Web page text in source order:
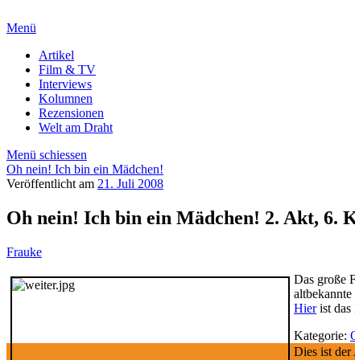
Menü
Artikel
Film & TV
Interviews
Kolumnen
Rezensionen
Welt am Draht
Menü schiessen
Oh nein! Ich bin ein Mädchen!
Veröffentlicht am 21. Juli 2008
Oh nein! Ich bin ein Mädchen! 2. Akt, 6.
Frauke
Das große
Hierist das
Kategorie:
Dies ist der